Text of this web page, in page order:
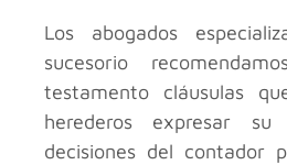
Los abogados
sucesorio
testamento cláusulas
herederos expresar
decisiones del contador